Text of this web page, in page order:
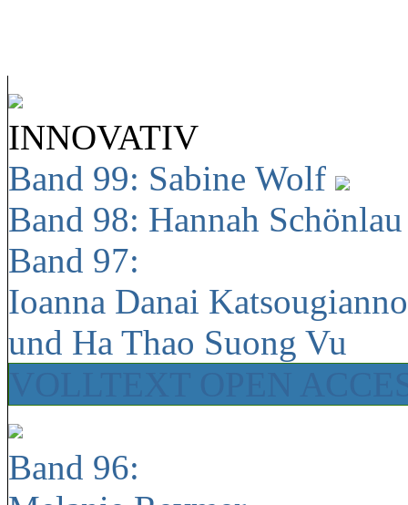
INNOVATIV
Band 99: Sabine Wolf
Band 98: Hannah
Band 97:
Ioanna Danai
und Ha Thao Suong Vu
Band 96: